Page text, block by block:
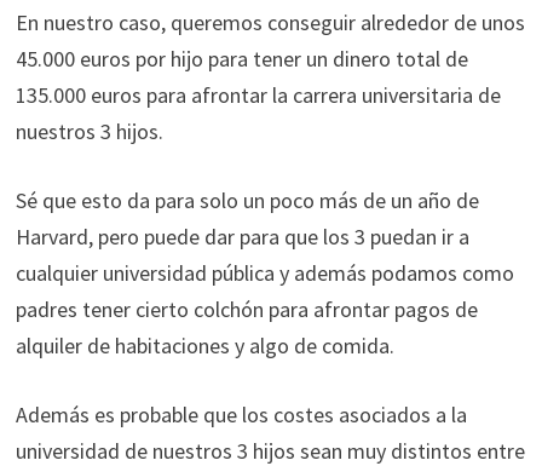
En nuestro caso, queremos conseguir alrededor de unos
45.000 euros por hijo para tener un dinero total de
135.000 euros para afrontar la carrera universitaria de
nuestros 3 hijos.
Sé que esto da para solo un poco más de un año de
Harvard, pero puede dar para que los 3 puedan ir a
cualquier universidad pública y además podamos como
padres tener cierto colchón para afrontar pagos de
alquiler de habitaciones y algo de comida.
Además es probable que los costes asociados a la
universidad de nuestros 3 hijos sean muy distintos entre